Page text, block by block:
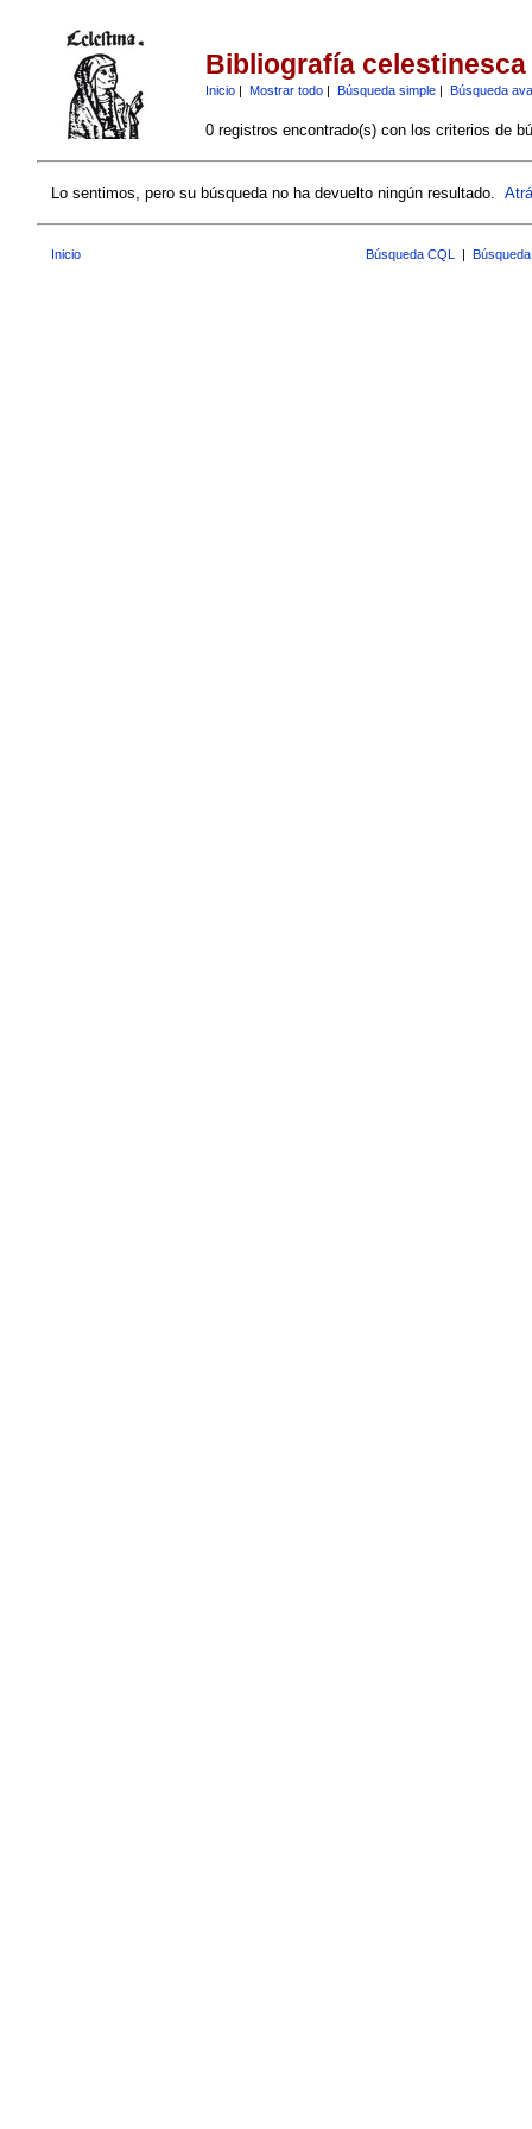
Bibliografía celestinesca
Inicio| Mostrar todo| Búsqueda simple| Búsqueda
0 registros encontrado(s) con los criterios de
Lo sentimos, pero su búsqueda no ha devuelto ningún resultado.
Inicio Búsqueda CQL |